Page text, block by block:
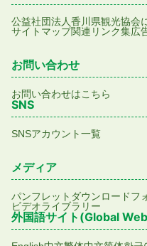
公益社団法人香川県観光協会
サイトマップ関連リンク集広
お問い合わせ
お問い合わせはこちら
SNS
SNSアカウント一覧
メディア
パンフレットダウンロードフ
ビデオライブラリー
外国語サイト(Global